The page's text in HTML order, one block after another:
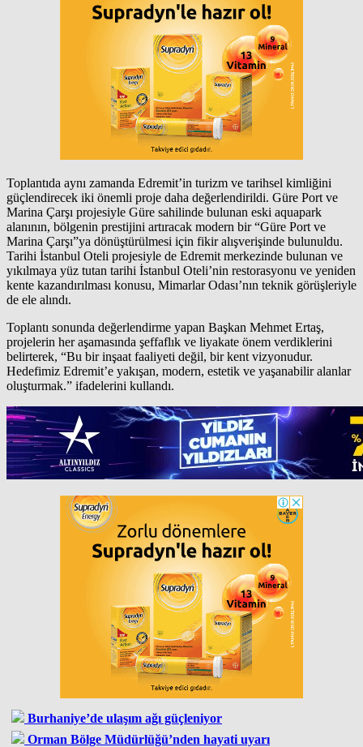
Toplantıda aynı zamanda Edremit’in turizm ve tarihsel kimliğini
güçlendirecek iki önemli proje daha değerlendirildi. Güre Port ve
Marina Çarşı projesiyle Güre sahilinde bulunan eski aquapark
alanının, bölgenin prestijini artıracak modern bir “Güre Port ve
Marina Çarşı”ya dönüştürülmesi için fikir alışverişinde bulunuldu.
Tarihi İstanbul Oteli projesiyle de Edremit merkezinde bulunan ve
yıkılmaya yüz tutan tarihi İstanbul Oteli’nin restorasyonu ve yeniden
kente kazandırılması konusu, Mimarlar Odası’nın teknik görüşleriyle
de ele alındı.
Toplantı sonunda değerlendirme yapan Başkan Mehmet Ertaş,
projelerin her aşamasında şeffaflık ve liyakate önem verdiklerini
belirterek, “Bu bir inşaat faaliyeti değil, bir kent vizyonudur.
Hedefimiz Edremit’e yakışan, modern, estetik ve yaşanabilir alanlar
oluşturmak.” ifadelerini kullandı.
Burhaniye’de ulaşım ağı güçleniyor
Orman Bölge Müdürlüğü’nden hayati uyarı